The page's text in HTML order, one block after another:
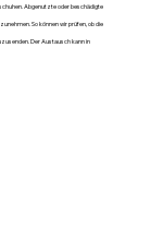
Abgenutzte oder beschädigte
So können wir prüfen, ob die
Der Austausch kann in